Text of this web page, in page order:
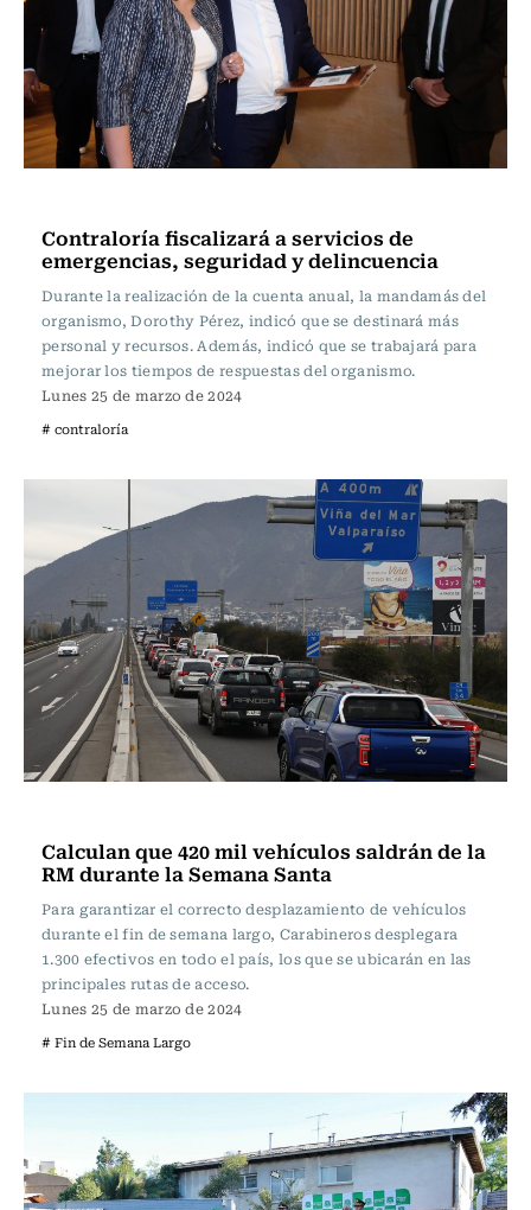
Contraloría fiscalizará a servicios de
emergencias, seguridad y delincuencia
Durante la realización de la cuenta anual, la mandamás del
organismo, Dorothy Pérez, indicó que se destinará más
personal y recursos. Además, indicó que se trabajará para
mejorar los tiempos de respuestas del organismo.
Lunes 25 de marzo de 2024
# contraloría
Calculan que 420 mil vehículos saldrán de la
RM durante la Semana Santa
Para garantizar el correcto desplazamiento de vehículos
durante el fin de semana largo, Carabineros desplegara
1.300 efectivos en todo el país, los que se ubicarán en las
principales rutas de acceso.
Lunes 25 de marzo de 2024
# Fin de Semana Largo